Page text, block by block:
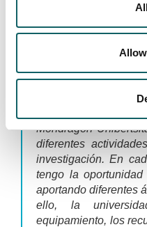
Izaskun
Investigadora
Mondragon
diferentes
investigación. En
tengo la
aportando diferentes
ello, la
equipamiento, los